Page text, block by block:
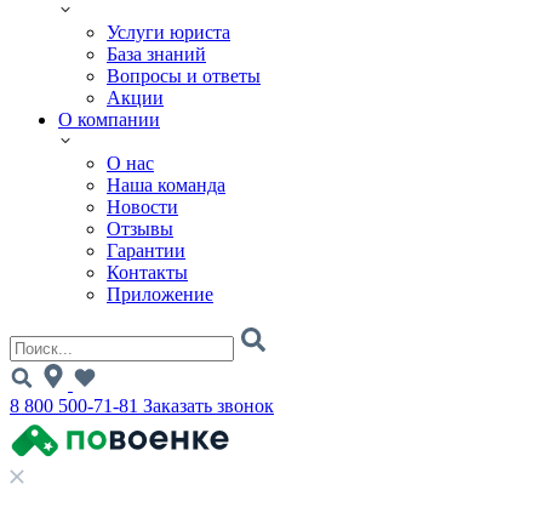
Услуги юриста
База знаний
Вопросы и ответы
Акции
О компании
О нас
Наша команда
Новости
Отзывы
Гарантии
Контакты
Приложение
8 800 500-71-81 Заказать звонок